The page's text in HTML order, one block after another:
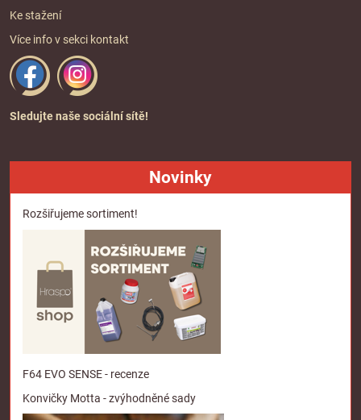
Ke stažení
Více info v sekci kontakt
Sledujte naše sociální sítě!
Novinky
Rozšiřujeme sortiment!
F64 EVO SENSE - recenze
Konvičky Motta - zvýhodněné sady